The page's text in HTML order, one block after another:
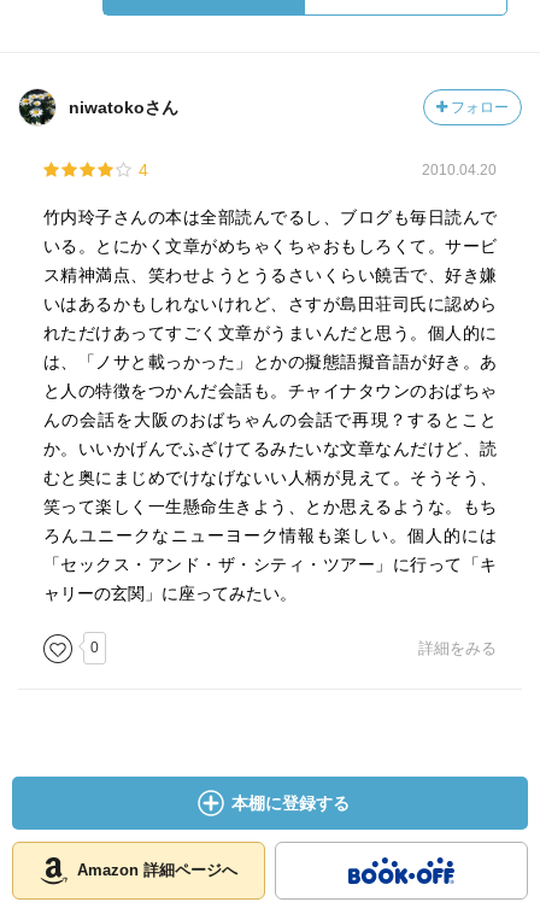
niwatokoさん フォロー
4 2010.04.20
竹内玲子さんの本は全部読んでるし、ブログも毎日読んで
いる。とにかく文章がめちゃくちゃおもしろくて。サービ
ス精神満点、笑わせようとうるさいくらい饒舌で、好き嫌
いはあるかもしれないけれど、さすが島田荘司氏に認めら
れただけあってすごく文章がうまいんだと思う。個人的に
は、「ノサと載っかった」とかの擬態語擬音語が好き。あ
と人の特徴をつかんだ会話も。チャイナタウンのおばちゃ
んの会話を大阪のおばちゃんの会話で再現？するとこと
か。いいかげんでふざけてるみたいな文章なんだけど、読
むと奥にまじめでけなげないい人柄が見えて。そうそう、
笑って楽しく一生懸命生きよう、とか思えるような。もち
ろんユニークなニューヨーク情報も楽しい。個人的には
「セックス・アンド・ザ・シティ・ツアー」に行って「キ
ャリーの玄関」に座ってみたい。
0 詳細をみる
本棚に登録する
Amazon 詳細ページへ